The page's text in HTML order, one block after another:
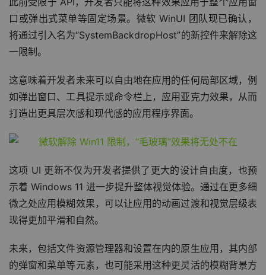
口或弹出式菜单等固定场景。微软 WinUI 团队现已确认，
将通过引入名为“SystemBackdropHost”的新控件来解除这
一限制。
这意味着开发者未来可以自由地在应用的任何局部区域，例
如弹出窗口、工具提示或命令栏上，应用亚克力效果，从而
打造出更具层次感和现代感的应用程序界面。
这项 UI 更新不仅为开发者提供了更大的设计自由度，也预
示着 Windows 11 进一步提升整体视觉体验。通过在更多细
微之处应用模糊效果，可以让应用的动画过渡和视觉层级表
现得更加平滑和自然。
未来，包括文件资源管理器和设置在内的原生应用，其内部
的弹窗和菜单等元素，也可能采用这种更灵活的模糊背景方